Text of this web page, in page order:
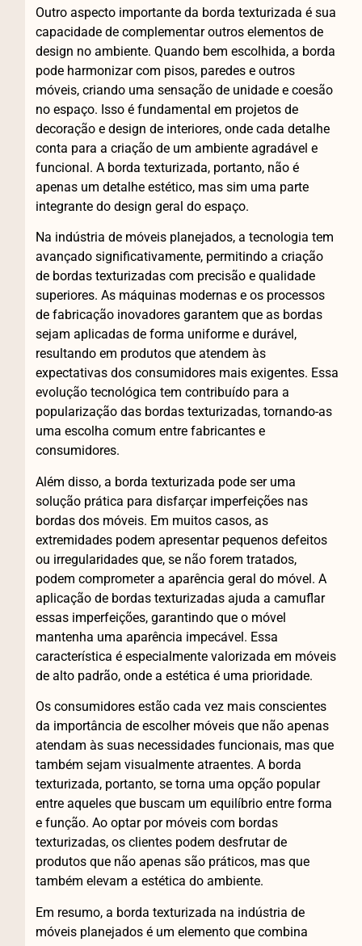
Outro aspecto importante da borda texturizada é sua
capacidade de complementar outros elementos de
design no ambiente. Quando bem escolhida, a borda
pode harmonizar com pisos, paredes e outros
móveis, criando uma sensação de unidade e coesão
no espaço. Isso é fundamental em projetos de
decoração e design de interiores, onde cada detalhe
conta para a criação de um ambiente agradável e
funcional. A borda texturizada, portanto, não é
apenas um detalhe estético, mas sim uma parte
integrante do design geral do espaço.
Na indústria de móveis planejados, a tecnologia tem
avançado significativamente, permitindo a criação
de bordas texturizadas com precisão e qualidade
superiores. As máquinas modernas e os processos
de fabricação inovadores garantem que as bordas
sejam aplicadas de forma uniforme e durável,
resultando em produtos que atendem às
expectativas dos consumidores mais exigentes. Essa
evolução tecnológica tem contribuído para a
popularização das bordas texturizadas, tornando-as
uma escolha comum entre fabricantes e
consumidores.
Além disso, a borda texturizada pode ser uma
solução prática para disfarçar imperfeições nas
bordas dos móveis. Em muitos casos, as
extremidades podem apresentar pequenos defeitos
ou irregularidades que, se não forem tratados,
podem comprometer a aparência geral do móvel. A
aplicação de bordas texturizadas ajuda a camuflar
essas imperfeições, garantindo que o móvel
mantenha uma aparência impecável. Essa
característica é especialmente valorizada em móveis
de alto padrão, onde a estética é uma prioridade.
Os consumidores estão cada vez mais conscientes
da importância de escolher móveis que não apenas
atendam às suas necessidades funcionais, mas que
também sejam visualmente atraentes. A borda
texturizada, portanto, se torna uma opção popular
entre aqueles que buscam um equilíbrio entre forma
e função. Ao optar por móveis com bordas
texturizadas, os clientes podem desfrutar de
produtos que não apenas são práticos, mas que
também elevam a estética do ambiente.
Em resumo, a borda texturizada na indústria de
móveis planejados é um elemento que combina